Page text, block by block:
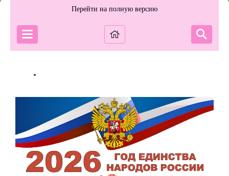
Перейти на полную версию